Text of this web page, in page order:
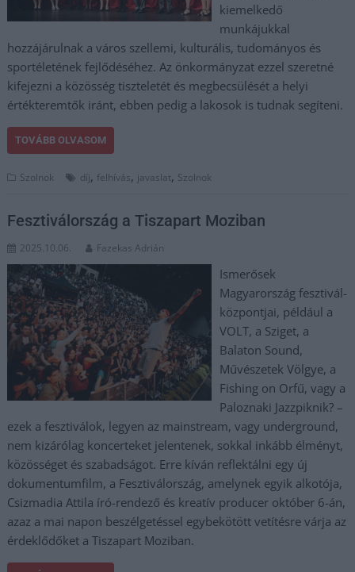
kiemelkedő
munkájukkal
hozzájárulnak a város szellemi, kulturális, tudományos és
sportéletének fejlődéséhez. Az önkormányzat ezzel szeretné
kifejezni a közösség tiszteletét és megbecsülését a helyi
értékteremtők iránt, ebben pedig a lakosok is tudnak segíteni.
TOVÁBB OLVASOM
Szolnok díj, felhívás, javaslat, Szolnok
Fesztiválország a Tiszapart Moziban
2025.10.06. Fazekas Adrián
Ismerősek
Magyarország fesztivál-
központjai, például a
VOLT, a Sziget, a
Balaton Sound,
Művészetek Völgye, a
Fishing on Orfű, vagy a
Paloznaki Jazzpiknik? –
ezek a fesztiválok, legyen az mainstream, vagy underground,
nem kizárólag koncerteket jelentenek, sokkal inkább élményt,
közösséget és szabadságot. Erre kíván reflektálni egy új
dokumentumfilm, a Fesztiválország, amelynek egyik alkotója,
Csizmadia Attila író-rendező és kreatív producer október 6-án,
azaz a mai napon beszélgetéssel egybekötött vetítésre várja az
érdeklődőket a Tiszapart Moziban.